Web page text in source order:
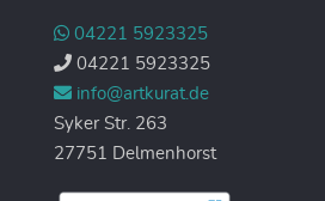
04221 5923325
04221 5923325
info@artkurat.de
Syker Str. 263
27751 Delmenhorst